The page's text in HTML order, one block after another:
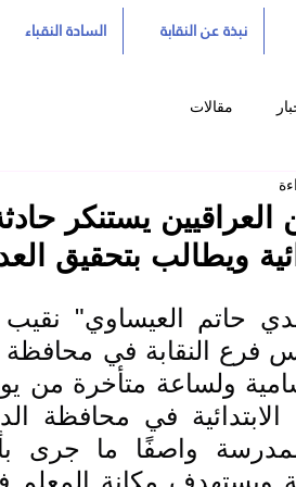
السادة النقباء نبذة عن النقابة
مقالات
العراقيين يستنكر
ويطالب بتحقيق